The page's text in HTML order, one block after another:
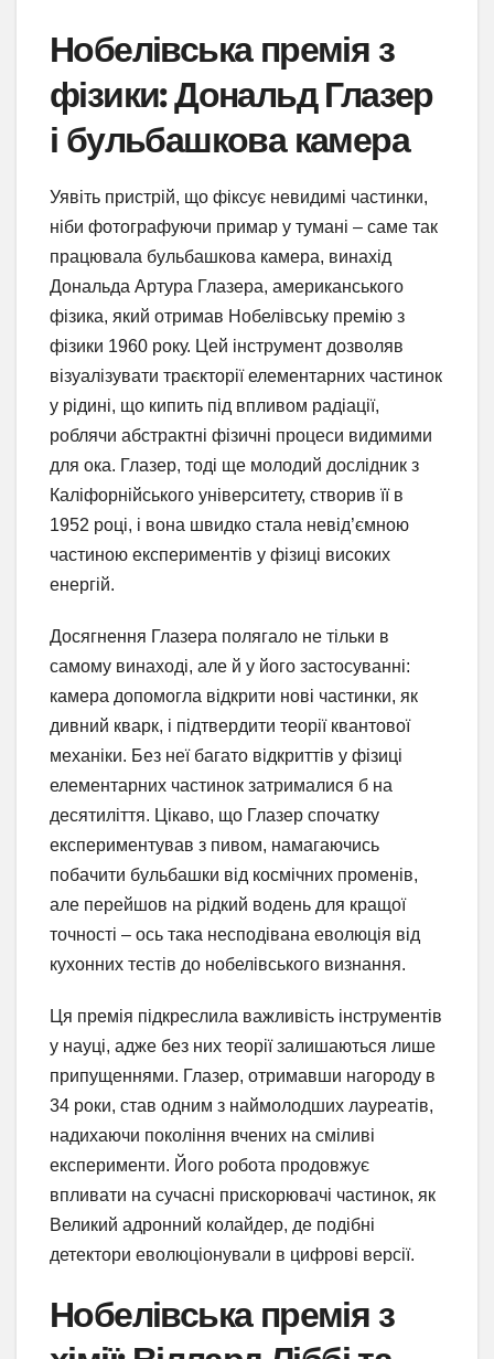
Нобелівська премія з
фізики: Дональд Глазер
і бульбашкова камера
Уявіть пристрій, що фіксує невидимі частинки,
ніби фотографуючи примар у тумані – саме так
працювала бульбашкова камера, винахід
Дональда Артура Глазера, американського
фізика, який отримав Нобелівську премію з
фізики 1960 року. Цей інструмент дозволяв
візуалізувати траєкторії елементарних частинок
у рідині, що кипить під впливом радіації,
роблячи абстрактні фізичні процеси видимими
для ока. Глазер, тоді ще молодий дослідник з
Каліфорнійського університету, створив її в
1952 році, і вона швидко стала невід’ємною
частиною експериментів у фізиці високих
енергій.
Досягнення Глазера полягало не тільки в
самому винаході, але й у його застосуванні:
камера допомогла відкрити нові частинки, як
дивний кварк, і підтвердити теорії квантової
механіки. Без неї багато відкриттів у фізиці
елементарних частинок затрималися б на
десятиліття. Цікаво, що Глазер спочатку
експериментував з пивом, намагаючись
побачити бульбашки від космічних променів,
але перейшов на рідкий водень для кращої
точності – ось така несподівана еволюція від
кухонних тестів до нобелівського визнання.
Ця премія підкреслила важливість інструментів
у науці, адже без них теорії залишаються лише
припущеннями. Глазер, отримавши нагороду в
34 роки, став одним з наймолодших лауреатів,
надихаючи покоління вчених на сміливі
експерименти. Його робота продовжує
впливати на сучасні прискорювачі частинок, як
Великий адронний колайдер, де подібні
детектори еволюціонували в цифрові версії.
Нобелівська премія з